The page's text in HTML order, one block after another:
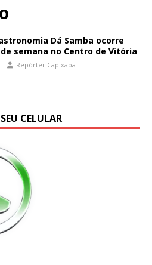
Dá Samba ocorre
semana no Centro de Vitória
Repórter Capixaba
CELULAR